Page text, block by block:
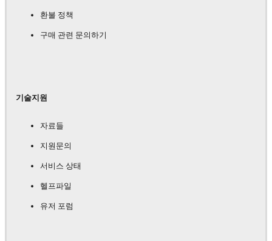
환불 정책
구매 관련 문의하기
기술지원
자료들
지원문의
서비스 상태
헬프파일
유저 포럼